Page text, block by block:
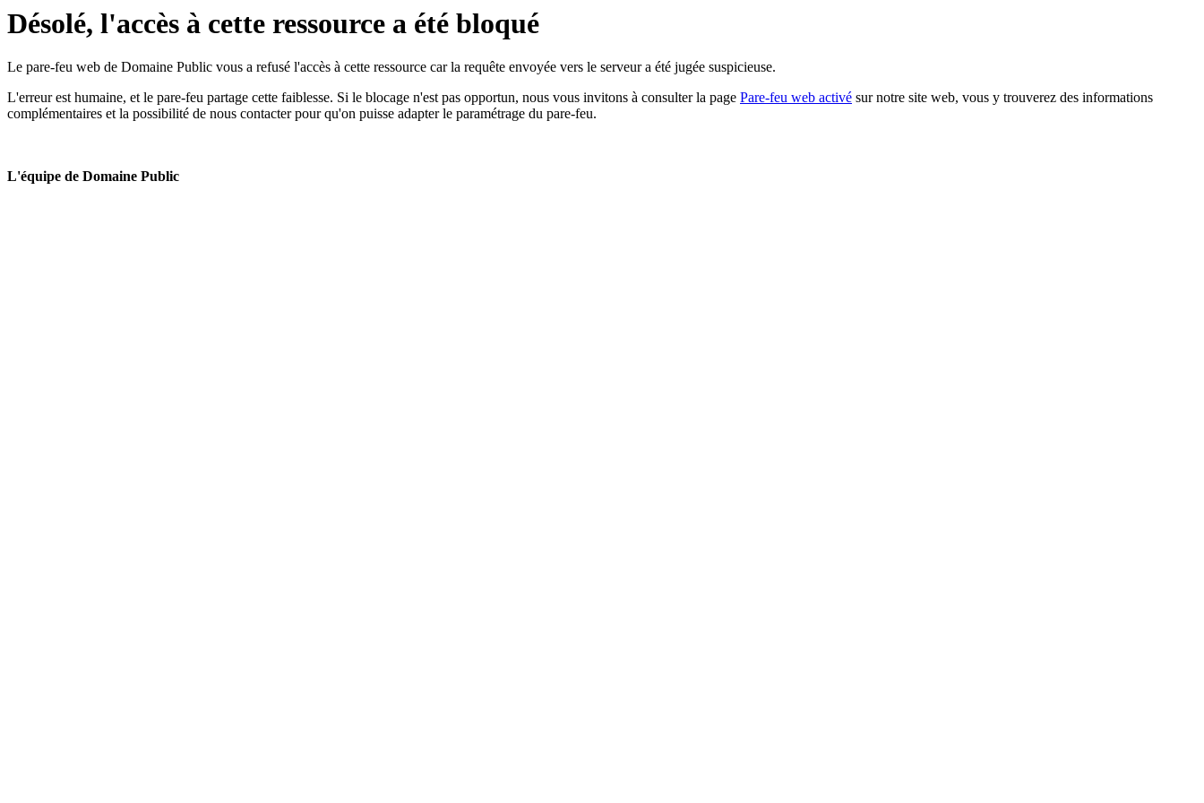
Désolé, l'accès à cette ressource a été bloqué
Le pare-feu web de Domaine Public vous a refusé l'accès à cette ressource car la requête envoyée vers le serveur a été jugée suspicieuse.
L'erreur est humaine, et le pare-feu partage cette faiblesse. Si le blocage n'est pas opportun, nous vous invitons à consulter la page Pare-feu web activé sur notre site web, vous y trouverez des informations
complémentaires et la possibilité de nous contacter pour qu'on puisse adapter le paramétrage du pare-feu.
L'équipe de Domaine Public